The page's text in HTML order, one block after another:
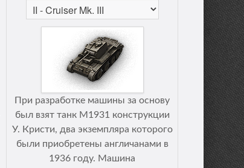
При разработке машины за основу
был взят танк М1931 конструкции
У. Кристи, два экземпляра которого
были приобретены англичанами в
1936 году. Машина